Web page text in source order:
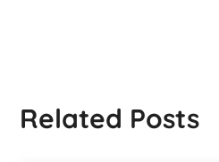
Related Posts